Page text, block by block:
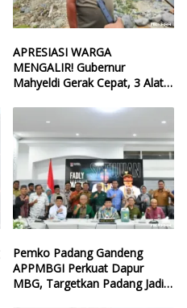
APRESIASI WARGA
MENGALIR! Gubernur
Mahyeldi Gerak Cepat, 3 Alat
Guo
Pemko Padang Gandeng
APPMBGI Perkuat Dapur
MBG, Targetkan Padang Jadi